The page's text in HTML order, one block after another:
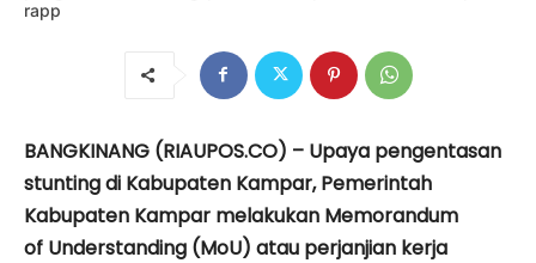
rapp
BANGKINANG (RIAUPOS.CO) – Upaya pengentasan
stunting di Kabupaten Kampar, Pemerintah
Kabupaten Kampar melakukan Memorandum
of Understanding (MoU) atau perjanjian kerja